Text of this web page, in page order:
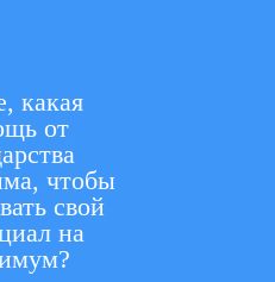
какая
от
чтобы
свой
на